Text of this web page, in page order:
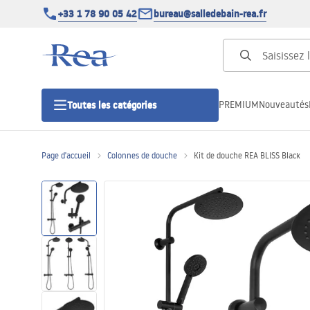
+33 1 78 90 05 42 bureau@salledebain-rea.fr
Toutes les catégories
Receveurs de douche
Caniveaux de douche
PREMIUMNouveautés
Page d'accueil Colonnes de douche Kit de douche REA BLISS Black